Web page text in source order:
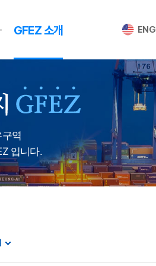
ENG
GFEZ 소개
역
입니다.